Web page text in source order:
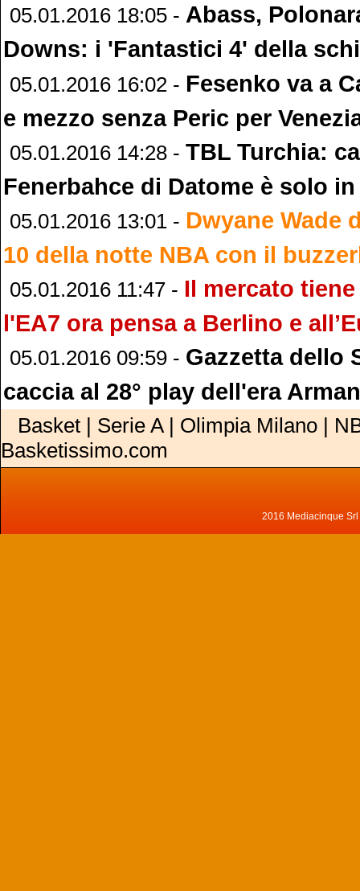
05.01.2016 18:05 - Abass,
Downs: i 'Fantastici 4' della
05.01.2016 16:02 - Fesenko va a
e mezzo senza Peric per
05.01.2016 14:28 - TBL Turchia:
Fenerbahce di Datome è solo
05.01.2016 13:01 - Dwyane Wade
10 della notte NBA con il
05.01.2016 11:47 - Il mercato
l'EA7 ora pensa a Berlino e
05.01.2016 09:59 - Gazzetta dello
caccia al 28° play dell'era
Basket | Serie A | Olimpia Milano |
Basketissimo.com
2016 Mediacinque Srl